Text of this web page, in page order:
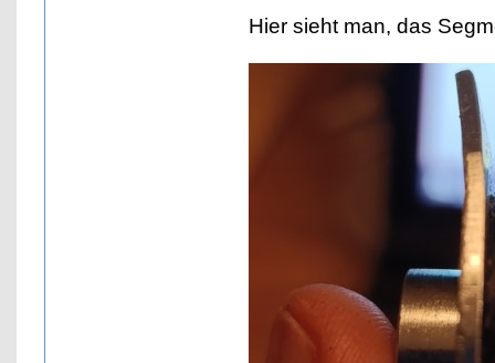
Hier sieht man, das